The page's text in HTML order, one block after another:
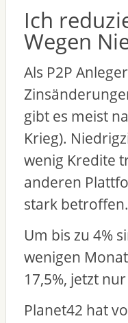
Ich
Wegen
Als P2P
gibt es meist
Krieg).
wenig Kredite
anderen
stark betroffen.
Um bis zu 4%
wenigen
17,5%, jetzt
Planet42 hat